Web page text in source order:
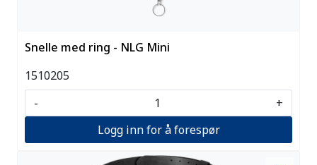
Snelle med ring - NLG Mini
1510205
-
+
Logg inn for å forespør